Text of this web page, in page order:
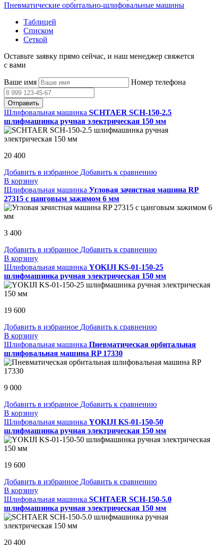
Пневматические орбитально-шлифовальные машины
Таблицей
Списком
Сеткой
Оставьте заявку прямо сейчас, и наш менеджер свяжется
с вами
Ваше имя Номер телефона
Отправить
Шлифовальная машинка SCHTAER SCH-150-2.5
шлифмашинка ручная электрическая 150 мм
20 400
Добавить в избранное Добавить к сравнению
В корзину
Шлифовальная машинка Угловая зачистная машина RP
27315 с цанговым зажимом 6 мм
3 400
Добавить в избранное Добавить к сравнению
В корзину
Шлифовальная машинка YOKIJI KS-01-150-25
шлифмашинка ручная электрическая 150 мм
19 600
Добавить в избранное Добавить к сравнению
В корзину
Шлифовальная машинка Пневматическая орбитальная
шлифовальная машина RP 17330
9 000
Добавить в избранное Добавить к сравнению
В корзину
Шлифовальная машинка YOKIJI KS-01-150-50
шлифмашинка ручная электрическая 150 мм
19 600
Добавить в избранное Добавить к сравнению
В корзину
Шлифовальная машинка SCHTAER SCH-150-5.0
шлифмашинка ручная электрическая 150 мм
20 400